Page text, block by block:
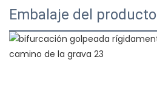
Embalaje del producto